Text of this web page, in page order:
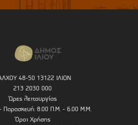
48-50 13122 ΙΛΙΟΝ
213 2030 000
Ώρες λειτουργίας
Παρασκευή: 8.00 Π.Μ. - 6.00 Μ.Μ.
Όροι Χρήσης